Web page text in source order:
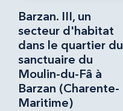
Barzan. III, un
secteur d'habitat
dans le quartier du
sanctuaire du
Moulin-du-Fâ à
Barzan (Charente-
Maritime)